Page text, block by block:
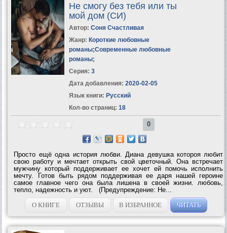
Не смогу без тебя или ты
мой дом (СИ)
Автор: Соня Счастливая
Жанр: Короткие любовные
романы;Современные любовные
романы;
Серия: 3
Дата добавления: 2020-02-05
Язык книги: Русский
Кол-во страниц: 18
0
Просто ещё одна история любви. Диана девушка котороя любит
свою работу и мечтает открыть свой цветочный. Она встречает
мужчину который поддерживает ее хочет ей помочь исполнить
мечту. Готов быть рядом поддерживая ее даря нашей героине
самое главное чего она была лишена в своей жизни. любовь,
тепло, надежность и уют. (Предупреждение: Не...
О КНИГЕ
ОТЗЫВЫ В ИЗБРАННОЕ ЧИТАТЬ